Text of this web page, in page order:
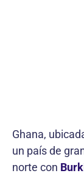
Ghana,
un país de
norte con